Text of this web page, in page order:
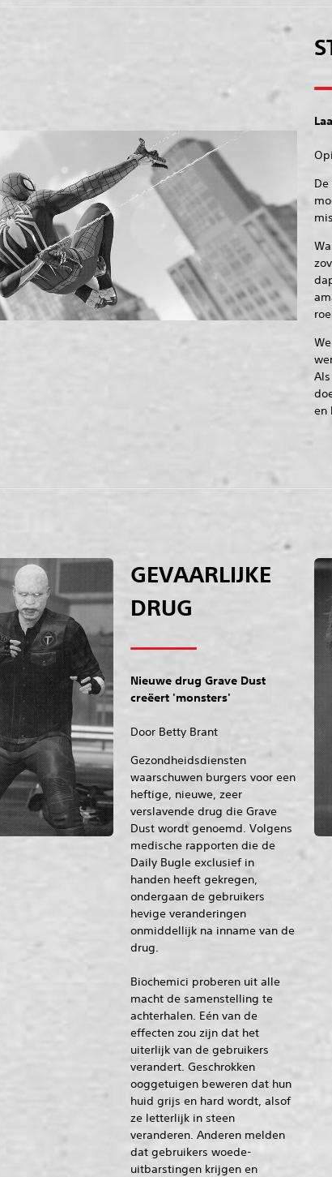
en
GEVAARLIJKE
DRUG
Nieuwe drug Grave Dust
creëert 'monsters'
Door Betty Brant
Gezondheidsdiensten
waarschuwen burgers voor een
heftige, nieuwe, zeer
verslavende drug die Grave
Dust wordt genoemd. Volgens
medische rapporten die de
Daily Bugle exclusief in
handen heeft gekregen,
ondergaan de gebruikers
hevige veranderingen
onmiddellijk na inname van de
drug.
Biochemici proberen uit alle
macht de samenstelling te
achterhalen. Eén van de
effecten zou zijn dat het
uiterlijk van de gebruikers
verandert. Geschrokken
ooggetuigen beweren dat hun
huid grijs en hard wordt, alsof
ze letterlijk in steen
veranderen. Anderen melden
dat gebruikers woede-
uitbarstingen krijgen en